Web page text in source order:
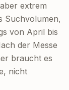
extrem
Suchvolumen,
von April bis
der Messe
braucht es
nicht